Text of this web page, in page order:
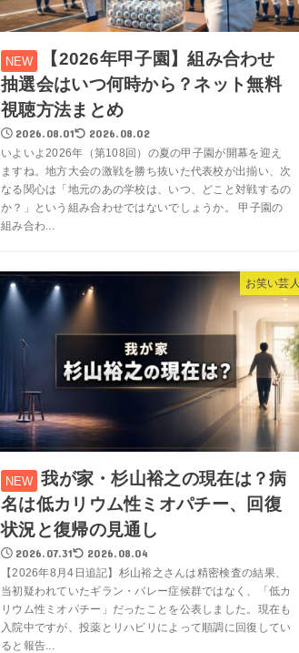
【2026年甲子園】組み合わせ
抽選会はいつ何時から？ネット無料
視聴方法まとめ
2026.08.01 2026.08.02
いよいよ2026年（第108回）の夏の甲子園が開幕を迎え
ますね。地方大会の激戦を勝ち抜いた代表校が出揃い、次
なる関心は「地元のあの学校は、いつ、どこと対戦するの
か？」という組み合わせではないでしょうか。 甲子園の
組み合わ...
お笑い芸人
我が家・杉山裕之の現在は？病
名は低カリウム性ミオパチー、回復
状況と復帰の見通し
2026.07.31 2026.08.04
【2026年8月4日追記】杉山裕之さんは精密検査の結果、
当初疑われていたギラン・バレー症候群ではなく、「低カ
リウム性ミオパチー」だったことを公表しました。現在も
入院中ですが、投薬とリハビリによって順調に回復してい
ると報告...